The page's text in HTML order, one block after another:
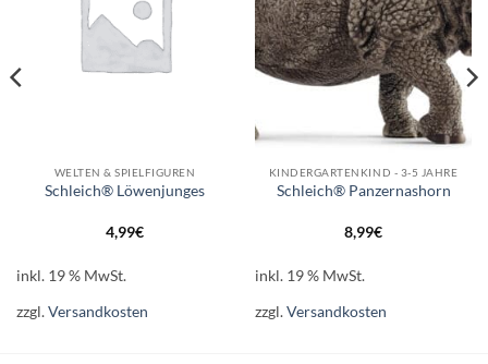
WELTEN & SPIELFIGUREN
Schleich® Löwenjunges
4,99€
inkl. 19 % MwSt.
zzgl.Versandkosten
KINDERGARTENKIND - 3-5 JAHRE
Schleich® Panzernashorn
8,99€
inkl. 19 % MwSt.
zzgl.Versandkosten